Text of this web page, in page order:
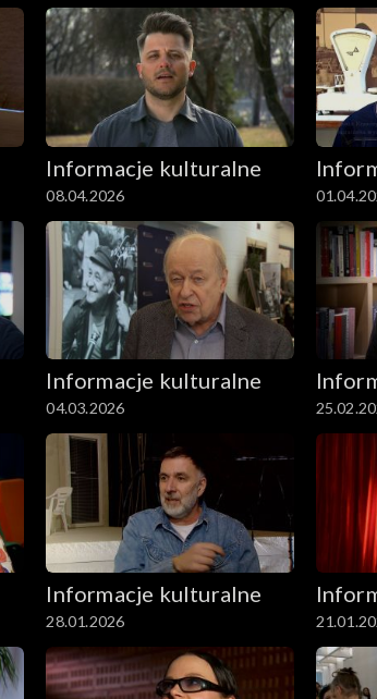
Informacje kulturalne
08.04.2026
Informacje kulturalne
04.03.2026
Informacje kulturalne
28.01.2026